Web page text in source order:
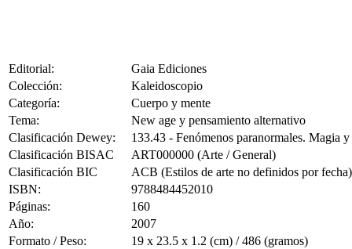
Editorial:
Gaia Ediciones
Colección:
Kaleidoscopio
Categoría:
Cuerpo y mente
Tema:
New age y pensamiento alternativo
Clasificación Dewey:
133.43 - Fenómenos paranormales. Magia
Clasificación BISAC
ART000000 (Arte / General)
Clasificación BIC
ACB (Estilos de arte no definidos por fecha)
ISBN:
9788484452010
Páginas:
160
Año:
2007
Formato / Peso:
19 x 23.5 x 1.2 (cm) / 486 (gramos)